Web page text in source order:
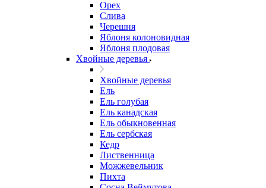
Орех
Слива
Черешня
Яблоня колоновидная
Яблоня плодовая
Хвойные деревья
Хвойные деревья
Ель
Ель голубая
Ель канадская
Ель обыкновенная
Ель сербская
Кедр
Лиственница
Можжевельник
Пихта